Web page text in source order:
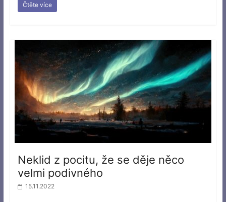
Čtěte více
Neklid z pocitu, že se děje něco
velmi podivného
15.11.2022